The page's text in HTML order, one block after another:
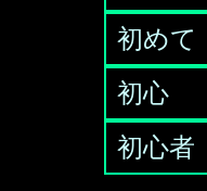
初めて
初心
初心者